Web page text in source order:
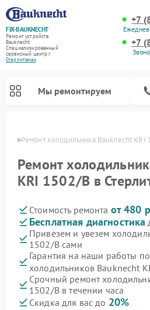
FIX-BAUKNECHT
Ремонт устройств
Bauknecht
Специализированный
cервисный центр г.
Стерлитамак
+7
+7
Мы ремонтируем
Ремонт холодильника Bauknecht KRI
Ремонт
KRI 1502/B в
Стоимость ремонта от 480
Бесплатная диагностика
Привезем и увезем
1502/B сами
Гарантия на наши работы
холодильников Bauknecht
Срочный ремонт
1502/B в течении часа
Скидка для вас до 20%